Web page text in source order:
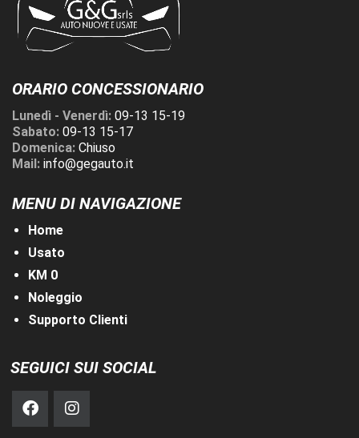
ORARIO CONCESSIONARIO
Lunedì - Venerdì: 09-13 15-19
Sabato: 09-13 15-17
Domenica: Chiuso
Mail: info@gegauto.it
MENU DI NAVIGAZIONE
Home
Usato
KM 0
Noleggio
Supporto Clienti
SEGUICI SUI SOCIAL